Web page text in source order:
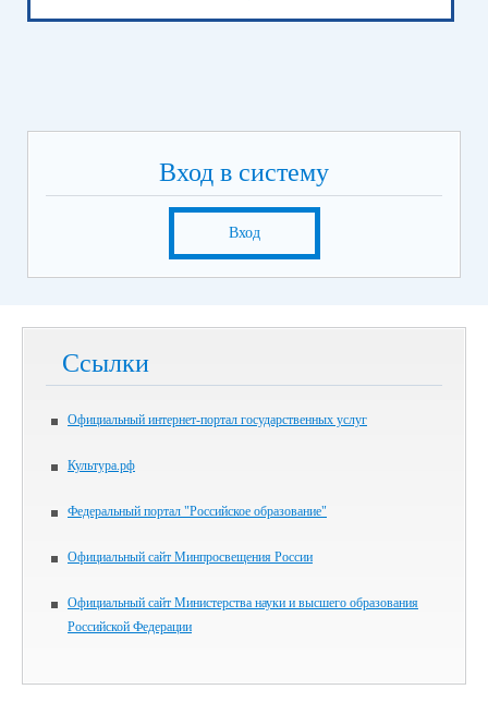
Вход в систему
Вход
Ссылки
Официальный интернет-портал государственных услуг
Культура.рф
Федеральный портал "Российское образование"
Официальный сайт Минпросвещения России
Официальный сайт Министерства науки и высшего образования
Российской Федерации